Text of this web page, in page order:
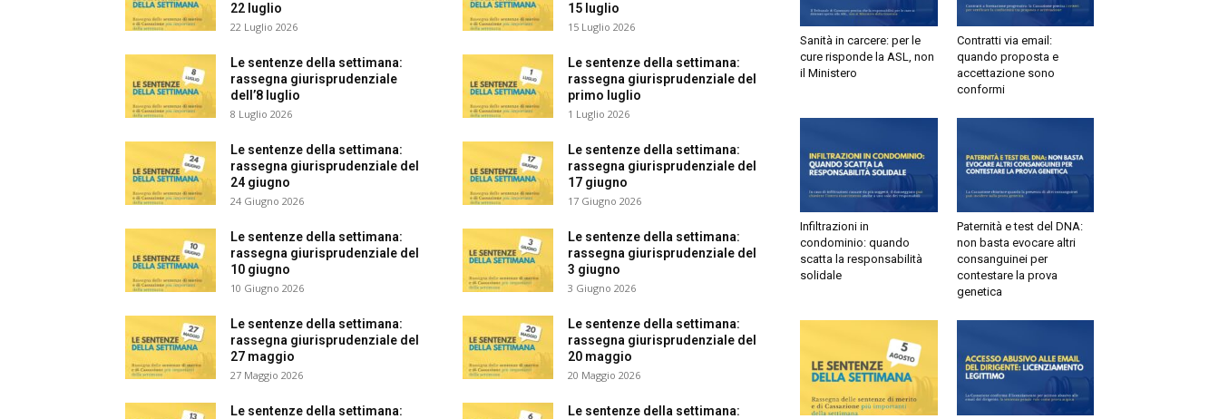
e
22 luglio
22 Luglio 2026
15 luglio
15 Luglio 2026
Le sentenze della settimana:
rassegna giurisprudenziale
dell’8 luglio
8 Luglio 2026
Le sentenze della settimana:
rassegna giurisprudenziale del
primo luglio
1 Luglio 2026
Le sentenze della settimana:
rassegna giurisprudenziale del
24 giugno
24 Giugno 2026
Le sentenze della settimana:
rassegna giurisprudenziale del
17 giugno
17 Giugno 2026
Le sentenze della settimana:
rassegna giurisprudenziale del
10 giugno
10 Giugno 2026
Le sentenze della settimana:
rassegna giurisprudenziale del
3 giugno
3 Giugno 2026
Le sentenze della settimana:
rassegna giurisprudenziale del
27 maggio
27 Maggio 2026
Le sentenze della settimana:
rassegna giurisprudenziale del
20 maggio
20 Maggio 2026
Le sentenze della settimana:
Le sentenze della settimana:
Sanità in carcere: per le
cure risponde la ASL, non
il Ministero
Contratti via email:
quando proposta e
accettazione sono
conformi
Infiltrazioni in
condominio: quando
scatta la responsabilità
solidale
Paternità e test del DNA:
non basta evocare altri
consanguinei per
contestare la prova
genetica
Autorizzo l’invio di comunicazioni a scopo commerciale e di
marketing nei limiti indicati nell’informativa
Non autorizzo
Cliccando su “Iscriviti” dichiari di aver letto e accettato la
Iscriviti